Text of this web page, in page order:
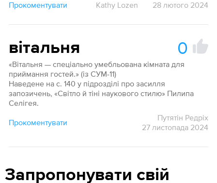
Прокоментувати
Kathy Lozen 28 лютого 2024
вітальня 0
«Вітальня — спеціально умебльована кімната для
приймання гостей.» (із СУМ-11)
Наведене на с. 140 у підрозділі про засилля
запозичень, «Світло й тіні наукового стилю» Пилипа
Селігея.
Прокоментувати
Путятін Редріх
27 листопада 2024
Запропонувати свій